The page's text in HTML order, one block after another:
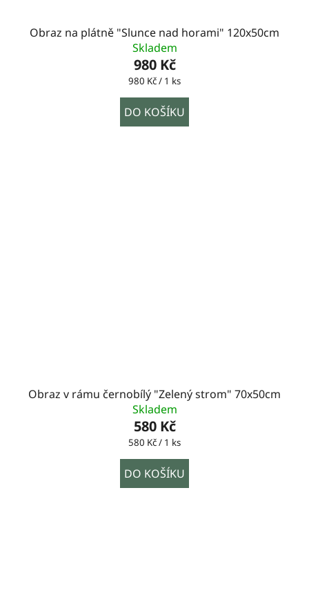
Obraz na plátně "Slunce nad horami" 120x50cm
Skladem
980 Kč
Měrná
980 Kč / 1 ks
DO KOŠÍKU
Obraz v rámu černobílý "Zelený strom" 70x50cm
Skladem
580 Kč
Měrná
580 Kč / 1 ks
DO KOŠÍKU